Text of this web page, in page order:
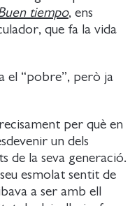
tiempo, ens
que fa la vida
el “pobre”, però ja
per què en
un dels
de la seva generació.
esmolat sentit de
a ser amb ell